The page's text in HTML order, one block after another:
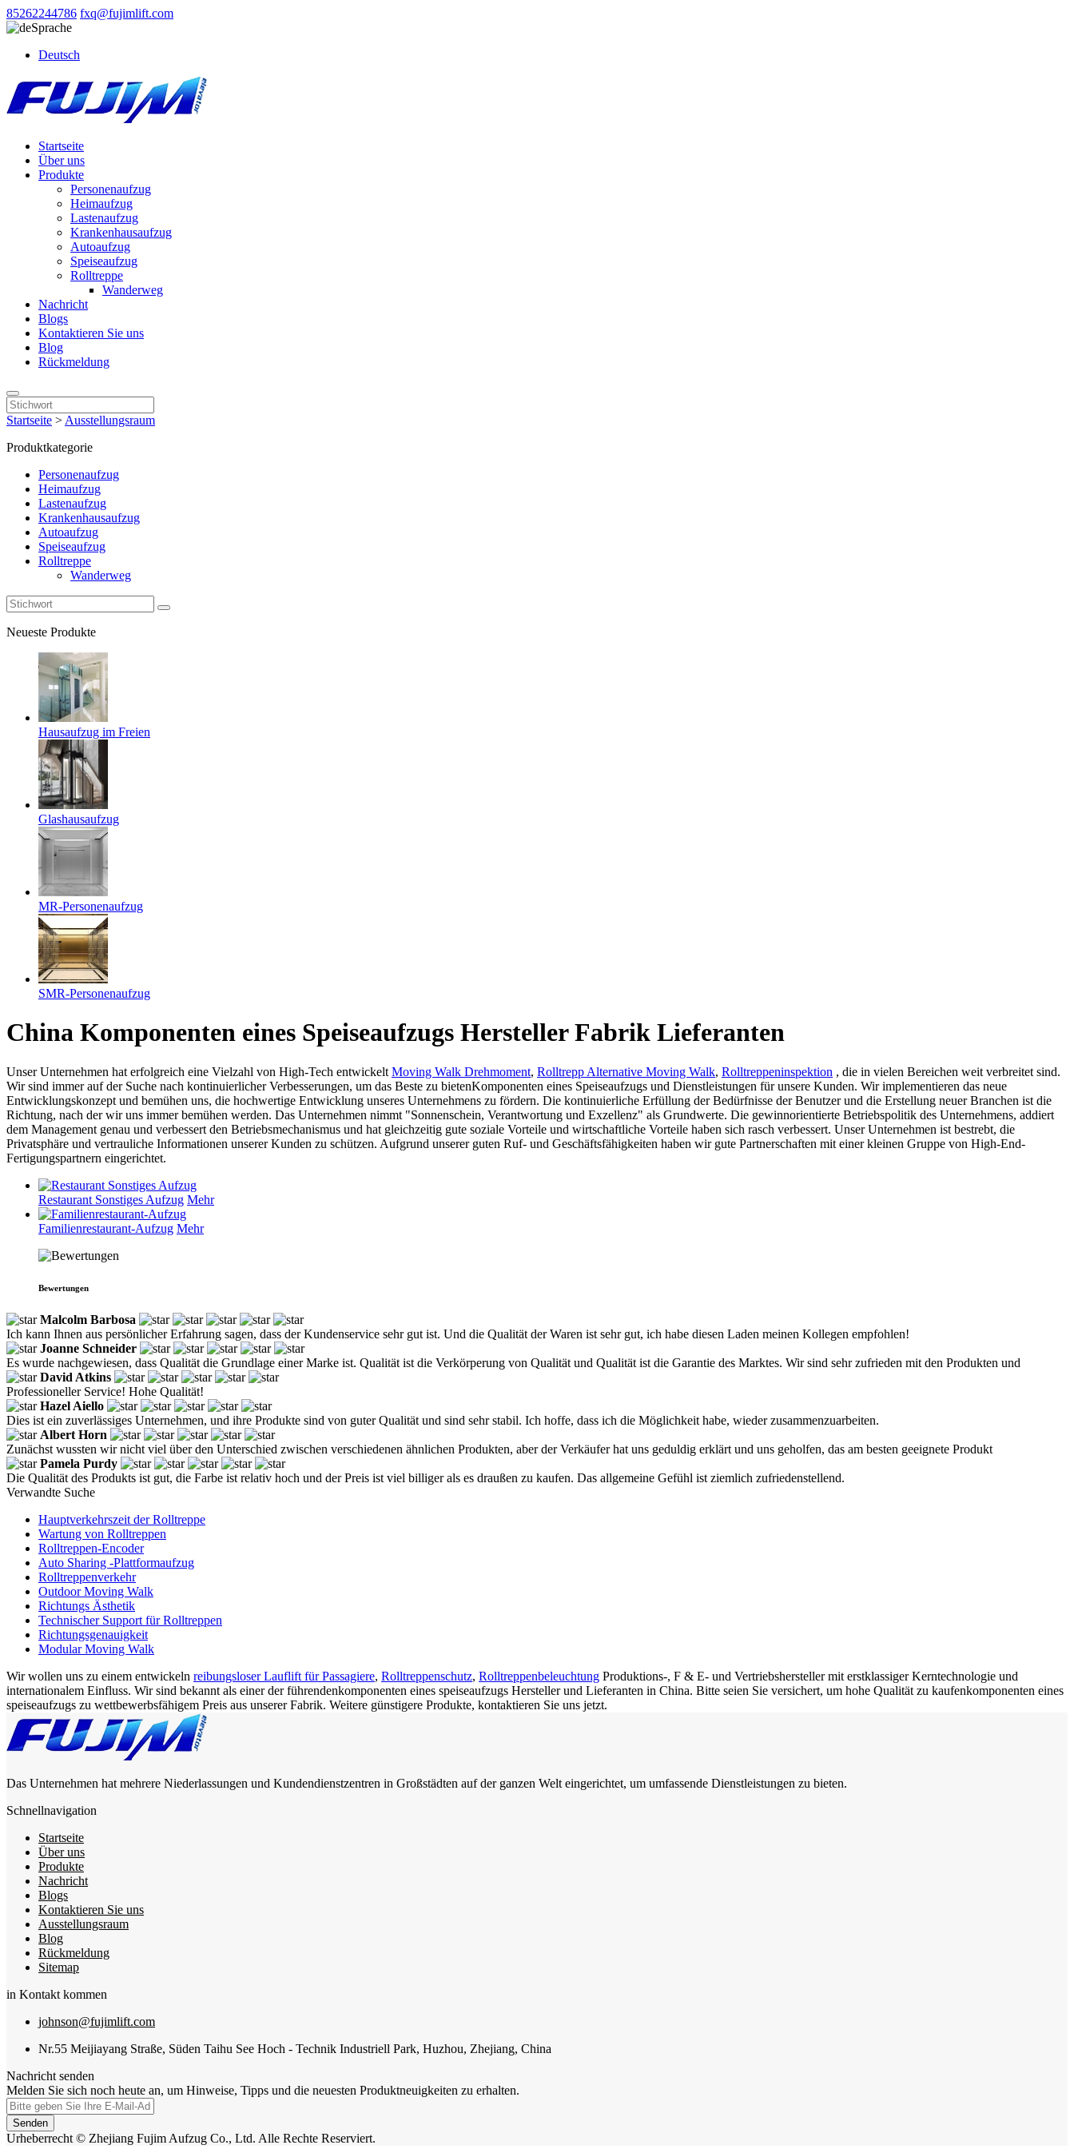
85262244786 fxq@fujimlift.com
Sprache
Deutsch
Startseite
Über uns
Produkte
Personenaufzug
Heimaufzug
Lastenaufzug
Krankenhausaufzug
Autoaufzug
Speiseaufzug
Rolltreppe
Wanderweg
Nachricht
Blogs
Kontaktieren Sie uns
Blog
Rückmeldung
Startseite > Ausstellungsraum
Produktkategorie
Personenaufzug
Heimaufzug
Lastenaufzug
Krankenhausaufzug
Autoaufzug
Speiseaufzug
Rolltreppe
Wanderweg
Neueste Produkte
Hausaufzug im Freien
Glashausaufzug
MR-Personenaufzug
SMR-Personenaufzug
China Komponenten eines Speiseaufzugs Hersteller Fabrik Lieferanten
Unser Unternehmen hat erfolgreich eine Vielzahl von High-Tech entwickelt Moving Walk Drehmoment, Rolltrepp Alternative Moving Walk, Rolltreppeninspektion , die in vielen Bereichen weit verbreitet sind.
Wir sind immer auf der Suche nach kontinuierlicher Verbesserungen, um das Beste zu bietenKomponenten eines Speiseaufzugs und Dienstleistungen für unsere Kunden. Wir implementieren das neue
Entwicklungskonzept und bemühen uns, die hochwertige Entwicklung unseres Unternehmens zu fördern. Die kontinuierliche Erfüllung der Bedürfnisse der Benutzer und die Erstellung neuer Branchen ist die
Richtung, nach der wir uns immer bemühen werden. Das Unternehmen nimmt "Sonnenschein, Verantwortung und Exzellenz" als Grundwerte. Die gewinnorientierte Betriebspolitik des Unternehmens, addiert
dem Management genau und verbessert den Betriebsmechanismus und hat gleichzeitig gute soziale Vorteile und wirtschaftliche Vorteile haben sich rasch verbessert. Unser Unternehmen ist bestrebt, die
Privatsphäre und vertrauliche Informationen unserer Kunden zu schützen. Aufgrund unserer guten Ruf- und Geschäftsfähigkeiten haben wir gute Partnerschaften mit einer kleinen Gruppe von High-End-
Fertigungspartnern eingerichtet.
Restaurant Sonstiges Aufzug Mehr
Familienrestaurant-Aufzug Mehr
Bewertungen
Malcolm Barbosa
Ich kann Ihnen aus persönlicher Erfahrung sagen, dass der Kundenservice sehr gut ist. Und die Qualität der Waren ist sehr gut, ich habe diesen Laden meinen Kollegen empfohlen!
Joanne Schneider
Es wurde nachgewiesen, dass Qualität die Grundlage einer Marke ist. Qualität ist die Verkörperung von Qualität und Qualität ist die Garantie des Marktes. Wir sind sehr zufrieden mit den Produkten und
David Atkins
Professioneller Service! Hohe Qualität!
Hazel Aiello
Dies ist ein zuverlässiges Unternehmen, und ihre Produkte sind von guter Qualität und sind sehr stabil. Ich hoffe, dass ich die Möglichkeit habe, wieder zusammenzuarbeiten.
Albert Horn
Zunächst wussten wir nicht viel über den Unterschied zwischen verschiedenen ähnlichen Produkten, aber der Verkäufer hat uns geduldig erklärt und uns geholfen, das am besten geeignete Produkt
Pamela Purdy
Die Qualität des Produkts ist gut, die Farbe ist relativ hoch und der Preis ist viel billiger als es draußen zu kaufen. Das allgemeine Gefühl ist ziemlich zufriedenstellend.
Verwandte Suche
Hauptverkehrszeit der Rolltreppe
Wartung von Rolltreppen
Rolltreppen-Encoder
Auto Sharing -Plattformaufzug
Rolltreppenverkehr
Outdoor Moving Walk
Richtungs Ästhetik
Technischer Support für Rolltreppen
Richtungsgenauigkeit
Modular Moving Walk
Wir wollen uns zu einem entwickeln reibungsloser Lauflift für Passagiere, Rolltreppenschutz, Rolltreppenbeleuchtung Produktions-, F & E- und Vertriebshersteller mit erstklassiger Kerntechnologie und
internationalem Einfluss. Wir sind bekannt als einer der führendenkomponenten eines speiseaufzugs Hersteller und Lieferanten in China. Bitte seien Sie versichert, um hohe Qualität zu kaufenkomponenten eines
speiseaufzugs zu wettbewerbsfähigem Preis aus unserer Fabrik. Weitere günstigere Produkte, kontaktieren Sie uns jetzt.
Das Unternehmen hat mehrere Niederlassungen und Kundendienstzentren in Großstädten auf der ganzen Welt eingerichtet, um umfassende Dienstleistungen zu bieten.
Schnellnavigation
Startseite
Über uns
Produkte
Nachricht
Blogs
Kontaktieren Sie uns
Ausstellungsraum
Blog
Rückmeldung
Sitemap
in Kontakt kommen
johnson@fujimlift.com
Nr.55 Meijiayang Straße, Süden Taihu See Hoch - Technik Industriell Park, Huzhou, Zhejiang, China
Nachricht senden
Melden Sie sich noch heute an, um Hinweise, Tipps und die neuesten Produktneuigkeiten zu erhalten.
Senden
Urheberrecht © Zhejiang Fujim Aufzug Co., Ltd. Alle Rechte Reserviert.